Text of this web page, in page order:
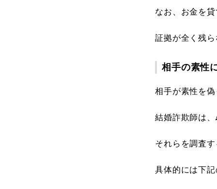
なお、お金を
証拠が全く残
相手の素性
相手が素性を
結婚詐欺師は、
それらを調査
具体的には下